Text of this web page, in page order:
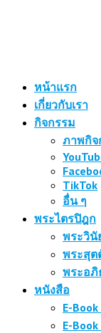
หน้าแรก
เกี่ยวกับเรา
กิจกรรม
ภาพกิจ
TikTok
อื่น ๆ
พระไตรปิฎก
พระวินั
พระสุ
พระอ
หนังสือ
E-
E-